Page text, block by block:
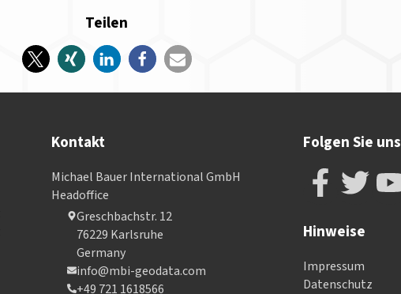
Teilen
Kontakt
Michael Bauer International GmbH
Headoffice
Greschbachstr. 12
76229 Karlsruhe
Germany
info@mbi-geodata.com
+49 721 1618566
Folgen Sie uns
Hinweise
Impressum
Datenschutz